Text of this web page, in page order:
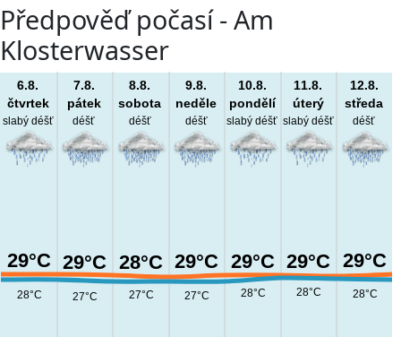
Předpověď počasí - Am
Klosterwasser
29°C
28°C
6.8.
čtvrtek
slabý déšť
29°C
27°C
7.8.
pátek
déšť
28°C
27°C
8.8.
sobota
déšť
29°C
27°C
9.8.
neděle
déšť
29°C
28°C
10.8.
pondělí
slabý déšť
29°C
28°C
11.8.
úterý
slabý déšť
29°C
28°C
12.8.
středa
déšť